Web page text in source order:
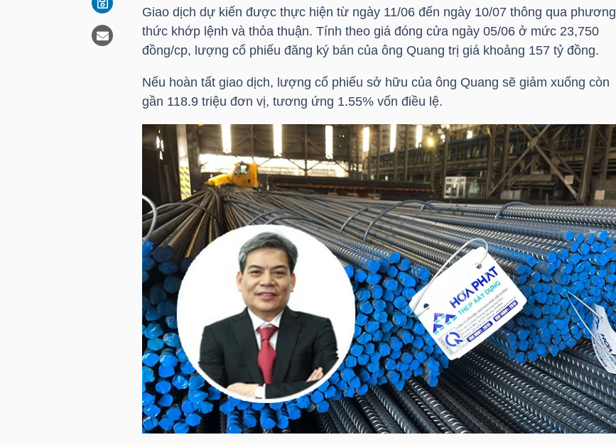
Giao dịch dự kiến được thực hiện từ ngày 11/06 đến ngày 10/07 thông qua phương
thức khớp lệnh và thỏa thuận. Tính theo giá đóng cửa ngày 05/06 ở mức 23,750
đồng/cp, lượng cổ phiếu đăng ký bán của ông Quang trị giá khoảng 157 tỷ đồng.
Nếu hoàn tất giao dịch, lượng cổ phiếu sở hữu của ông Quang sẽ giảm xuống còn
gần 118.9 triệu đơn vị, tương ứng 1.55% vốn điều lệ.